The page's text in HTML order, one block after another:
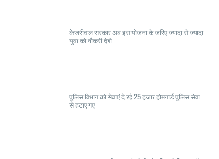
केजरीवाल सरकार अब इस योजना के जरिए ज्यादा से ज्यादा
युवा को नौकरी देगी
पुलिस विभाग को सेवाएं दे रहे 25 हजार होमगार्ड पुलिस सेवा
से हटाए गए